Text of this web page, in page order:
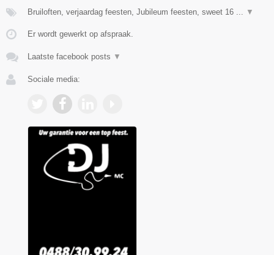
Bruiloften, verjaardag feesten, Jubileum feesten, sweet 16 ... ▼
Er wordt gewerkt op afspraak.
Laatste facebook posts ▼
Sociale media: